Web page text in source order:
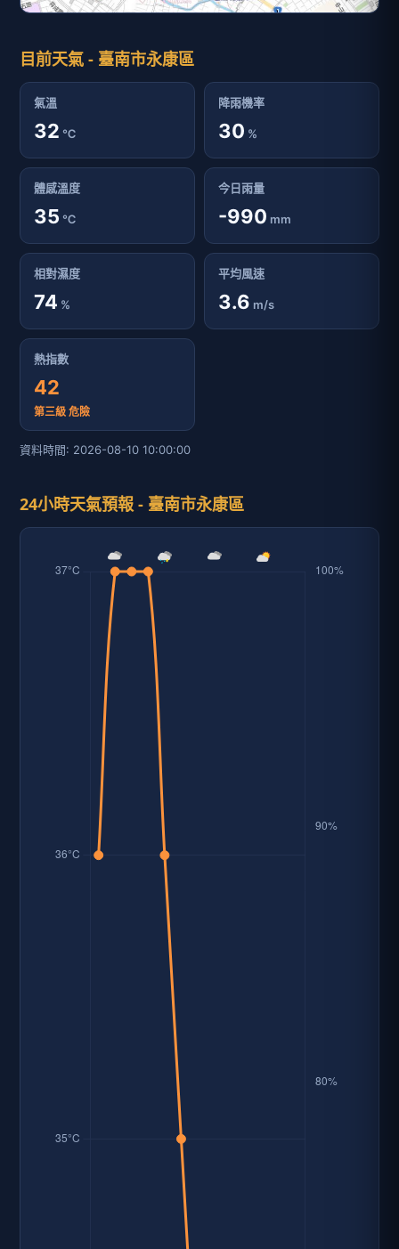
目前天氣 - 臺南市永康區
氣溫
32 ℃
降雨機率
30 %
體感溫度
35 ℃
今日雨量
-990 mm
相對濕度
74 %
平均風速
3.6 m/s
熱指數
42
第三級 危險
資料時間: 2026-08-10 10:00:00
24小時天氣預報 - 臺南市永康區